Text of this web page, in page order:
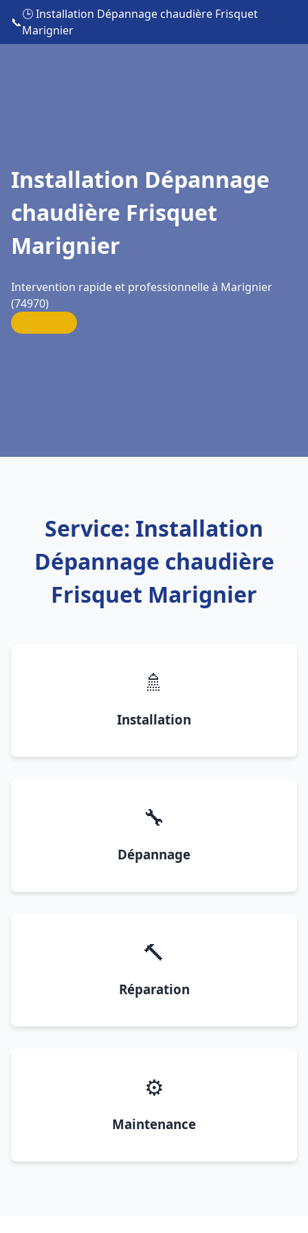
📞
🕒 Installation Dépannage chaudière Frisquet
Marignier
Installation Dépannage
chaudière Frisquet
Marignier
Intervention rapide et professionnelle à Marignier
(74970)
Service: Installation
Dépannage chaudière
Frisquet Marignier
🚿
Installation
🔧
Dépannage
🔨
Réparation
⚙️
Maintenance